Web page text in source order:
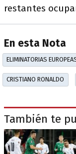
restantes
En esta Nota
ELIMINATORIAS
CRISTIANO RONALDO
También te